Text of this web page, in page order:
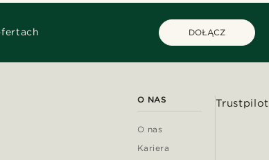
DOŁĄCZ
O NAS
O nas
Kariera
Trustpilot